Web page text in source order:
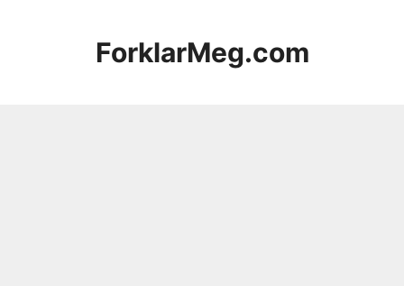
ForklarMeg.com